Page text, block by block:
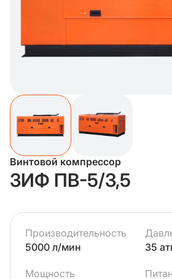
Винтовой компрессор
ЗИФ ПВ-5/3,5
Производительность
5000 л/мин
35
Мощность